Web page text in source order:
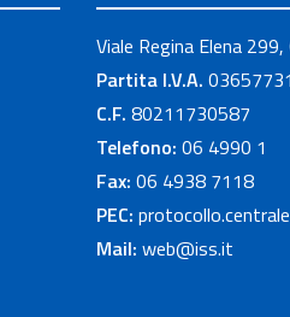
Viale Regina Elena
Partita I.V.A.
C.F. 80211730587
Telefono: 06 4990 1
Fax: 06 4938 7118
PEC:
Mail: web@iss.it